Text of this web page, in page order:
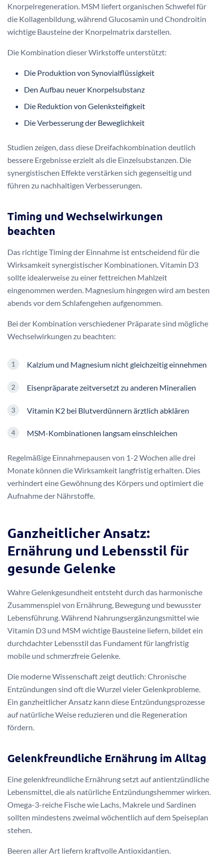
Knorpelregeneration. MSM liefert organischen Schwefel für
die Kollagenbildung, während Glucosamin und Chondroitin
wichtige Bausteine der Knorpelmatrix darstellen.
Die Kombination dieser Wirkstoffe unterstützt:
Die Produktion von Synovialflüssigkeit
Den Aufbau neuer Knorpelsubstanz
Die Reduktion von Gelenksteifigkeit
Die Verbesserung der Beweglichkeit
Studien zeigen, dass diese Dreifachkombination deutlich
bessere Ergebnisse erzielt als die Einzelsubstanzen. Die
synergistischen Effekte verstärken sich gegenseitig und
führen zu nachhaltigen Verbesserungen.
Timing und Wechselwirkungen
beachten
Das richtige Timing der Einnahme ist entscheidend für die
Wirksamkeit synergistischer Kombinationen. Vitamin D3
sollte idealerweise zu einer fettreichen Mahlzeit
eingenommen werden. Magnesium hingegen wird am besten
abends vor dem Schlafengehen aufgenommen.
Bei der Kombination verschiedener Präparate sind mögliche
Wechselwirkungen zu beachten:
Kalzium und Magnesium nicht gleichzeitig einnehmen
Eisenpräparate zeitversetzt zu anderen Mineralien
Vitamin K2 bei Blutverdünnern ärztlich abklären
MSM-Kombinationen langsam einschleichen
Regelmäßige Einnahmepausen von 1-2 Wochen alle drei
Monate können die Wirksamkeit langfristig erhalten. Dies
verhindert eine Gewöhnung des Körpers und optimiert die
Aufnahme der Nährstoffe.
Ganzheitlicher Ansatz:
Ernährung und Lebensstil für
gesunde Gelenke
Wahre Gelenkgesundheit entsteht durch das harmonische
Zusammenspiel von Ernährung, Bewegung und bewusster
Lebensführung. Während Nahrungsergänzungsmittel wie
Vitamin D3 und MSM wichtige Bausteine liefern, bildet ein
durchdachter Lebensstil das Fundament für langfristig
mobile und schmerzfreie Gelenke.
Die moderne Wissenschaft zeigt deutlich: Chronische
Entzündungen sind oft die Wurzel vieler Gelenkprobleme.
Ein ganzheitlicher Ansatz kann diese Entzündungsprozesse
auf natürliche Weise reduzieren und die Regeneration
fördern.
Gelenkfreundliche Ernährung im Alltag
Eine gelenkfreundliche Ernährung setzt auf antientzündliche
Lebensmittel, die als natürliche Entzündungshemmer wirken.
Omega-3-reiche Fische wie Lachs, Makrele und Sardinen
sollten mindestens zweimal wöchentlich auf dem Speiseplan
stehen.
Beeren aller Art liefern kraftvolle Antioxidantien.